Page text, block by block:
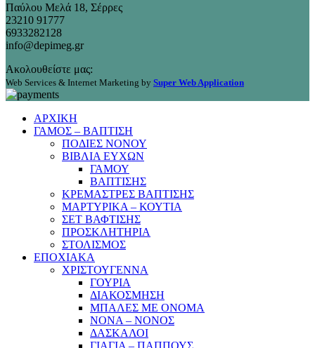
Παύλου Μελά 18, Σέρρες
23210 91777
6933282128
info@depimeg.gr
Ακολουθείστε μας:
Web Services & Internet Marketing by Super Web Application
ΑΡΧΙΚΗ
ΓΑΜΟΣ – ΒΑΠΤΙΣΗ
ΠΟΔΙΕΣ ΝΟΝΟΥ
ΒΙΒΛΙΑ ΕΥΧΩΝ
ΓΑΜΟΥ
ΒΑΠΤΙΣΗΣ
ΚΡΕΜΑΣΤΡΕΣ ΒΑΠΤΙΣΗΣ
ΜΑΡΤΥΡΙΚΑ – ΚΟΥΤΙΑ
ΣΕΤ ΒΑΦΤΙΣΗΣ
ΠΡΟΣΚΛΗΤΗΡΙΑ
ΣΤΟΛΙΣΜΟΣ
ΕΠΟΧΙΑΚΑ
ΧΡΙΣΤΟΥΓΕΝΝΑ
ΓΟΥΡΙΑ
ΔΙΑΚΟΣΜΗΣΗ
ΜΠΑΛΕΣ ΜΕ ΟΝΟΜΑ
ΝΟΝΑ – ΝΟΝΟΣ
ΔΑΣΚΑΛΟΙ
ΓΙΑΓΙΑ – ΠΑΠΠΟΥΣ